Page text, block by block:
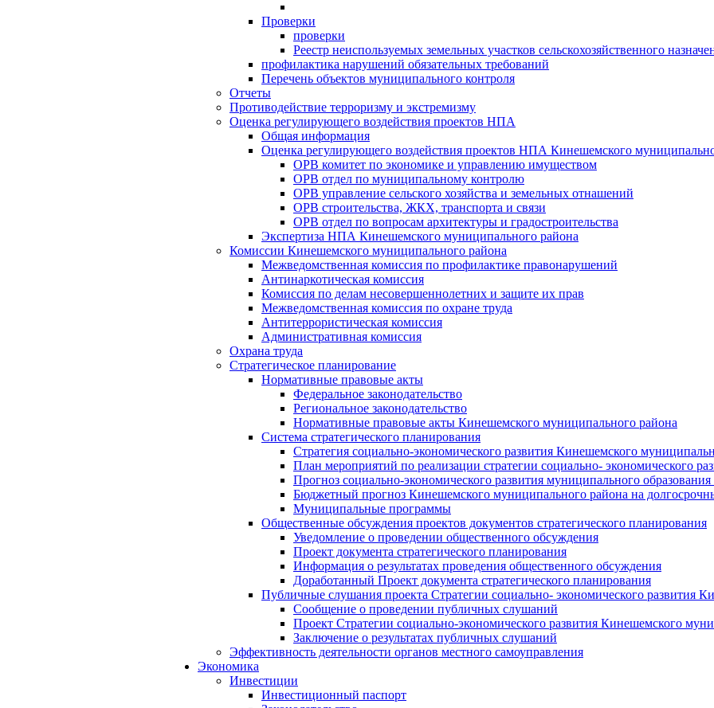
Проверки
проверки
Реестр неиспользуемых земельных участков сельскохозяйственного
профилактика нарушений обязательных требований
Перечень объектов муниципального контроля
Отчеты
Противодействие терроризму и экстремизму
Оценка регулирующего воздействия проектов НПА
Общая информация
Оценка регулирующего воздействия проектов НПА Кинешемского
ОРВ комитет по экономике и управлению имуществом
ОРВ отдел по муниципальному контролю
ОРВ управление сельского хозяйства и земельных отнашений
ОРВ строительства, ЖКХ, транспорта и связи
ОРВ отдел по вопросам архитектуры и градостроительства
Экспертиза НПА Кинешемского муниципального района
Комиссии Кинешемского муниципального района
Межведомственная комиссия по профилактике правонарушений
Антинаркотическая комиссия
Комиссия по делам несовершеннолетних и защите их прав
Межведомственная комиссия по охране труда
Антитеррористическая комиссия
Административная комиссия
Охрана труда
Стратегическое планирование
Нормативные правовые акты
Федеральное законодательство
Региональное законодательство
Нормативные правовые акты Кинешемского муниципального района
Система стратегического планирования
Стратегия социально-экономического развития Кинешемского
План мероприятий по реализации стратегии социально- экономического
Прогноз социально-экономического развития муниципального
Бюджетный прогноз Кинешемского муниципального района на
Муниципальные программы
Общественные обсуждения проектов документов стратегического планирования
Уведомление о проведении общественного обсуждения
Проект документа стратегического планирования
Информация о результатах проведения общественного обсуждения
Доработанный Проект документа стратегического планирования
Публичные слушания проекта Стратегии социально- экономического развития
Сообщение о проведении публичных слушаний
Проект Стратегии социально-экономического развития Кинешемского
Заключение о результатах публичных слушаний
Эффективность деятельности органов местного самоуправления
Экономика
Инвестиции
Инвестиционный паспорт